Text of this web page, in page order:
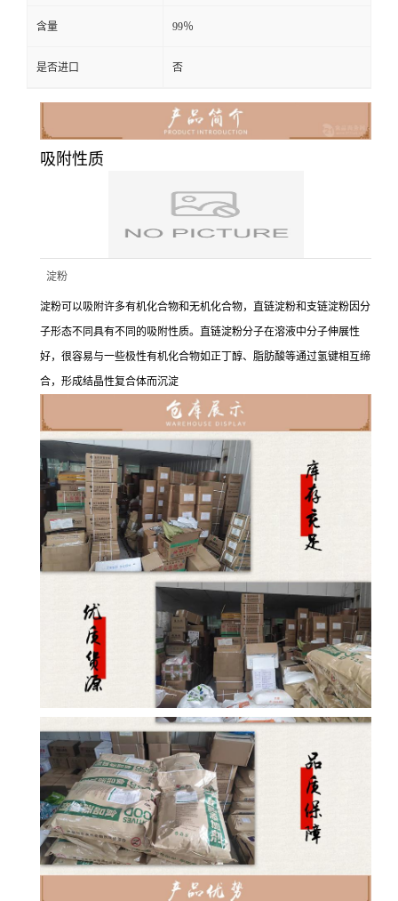
含量 99％
是否进口 否
吸附性质
淀粉
淀粉可以吸附许多有机化合物和无机化合物，直链淀粉和支链淀粉因分
子形态不同具有不同的吸附性质。直链淀粉分子在溶液中分子伸展性
好，很容易与一些极性有机化合物如正丁醇、脂肪酸等通过氢键相互缔
合，形成结晶性复合体而沉淀